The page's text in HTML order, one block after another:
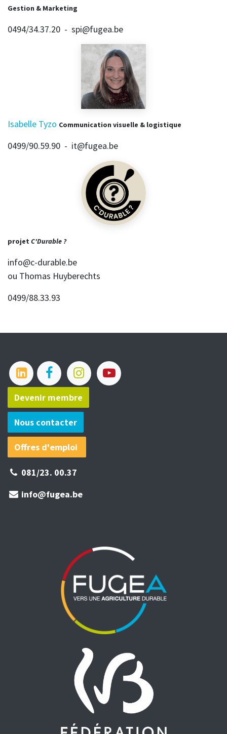
Gestion & Marketing
0494/34.37.20 - spi@fugea.be
Isabelle Tyzo Communication visuelle & logistique
0499/90.59.90 - it@fugea.be
projet C'Durable ?
info@c-durable.be
ou Thomas Huyberechts
0499/88.33.93
Devenir membre​​​​
Nous contacter
Offres d'emploi
081/23. 00.37​
info@fugea.be